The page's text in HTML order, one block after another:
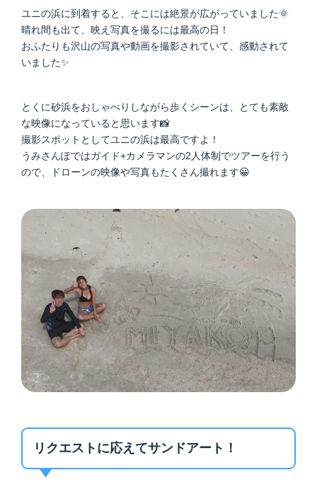
ユニの浜に到着すると、そこには絶景が広がっていました🌞
晴れ間も出て、映え写真を撮るには最高の日！
おふたりも沢山の写真や動画を撮影されていて、感動されて
いました✨
とくに砂浜をおしゃべりしながら歩くシーンは、とても素敵
な映像になっていると思います📸
撮影スポットとしてユニの浜は最高ですよ！
うみさんぽではガイド+カメラマンの2人体制でツアーを行う
ので、ドローンの映像や写真もたくさん撮れます😀
リクエストに応えてサンドアート！